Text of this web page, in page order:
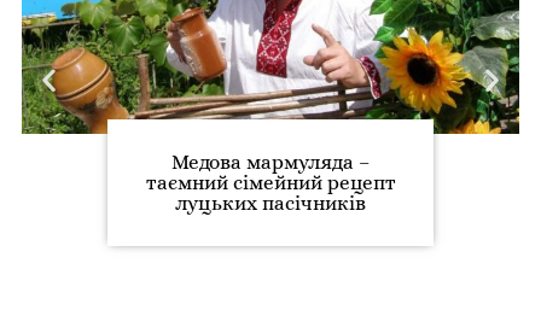
Медова мармуляда –
таємний сімейний рецепт
луцьких пасічників